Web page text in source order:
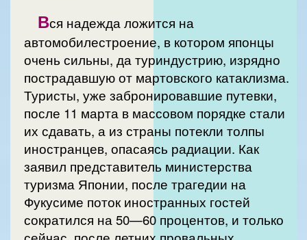
Вся надежда ложится на
автомобилестроение, в котором японцы
очень сильны, да туриндустрию, изрядно
пострадавшую от мартовского катаклизма.
Туристы, уже забронировавшие путевки,
после 11 марта в массовом порядке стали
их сдавать, а из страны потекли толпы
иностранцев, опасаясь радиации. Как
заявил представитель министерства
туризма Японии, после трагедии на
Фукусиме поток иностранных гостей
сократился на 50—60 процентов, и только